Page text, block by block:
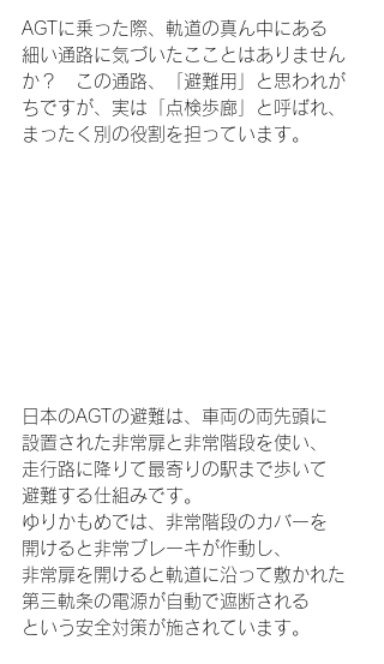
AGTに乗った際、軌道の真ん中にある
細い通路に気づいたこことはありません
か？　この通路、「避難用」と思われが
ちですが、実は「点検歩廊」と呼ばれ、
まったく別の役割を担っています。
日本のAGTの避難は、車両の両先頭に
設置された非常扉と非常階段を使い、
走行路に降りて最寄りの駅まで歩いて
避難する仕組みです。
ゆりかもめでは、非常階段のカバーを
開けると非常ブレーキが作動し、
非常扉を開けると軌道に沿って敷かれた
第三軌条の電源が自動で遮断される
という安全対策が施されています。